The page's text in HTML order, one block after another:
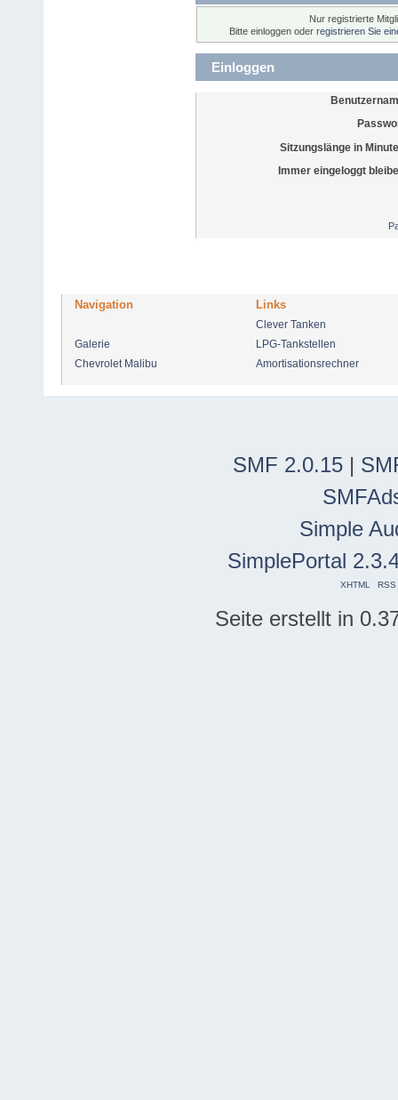
Nur registrierte
Bitte einloggen oder registrieren Sie
Einloggen
Sitzungslänge in
Immer eingeloggt
Navigation Links
Clever Tanken
Galerie
LPG-Tankstellen
Chevrolet Malibu
Amortisationsrechner
SMF 2.0.15 |
Simple
SimplePortal
XHTML RSS
Seite erstellt in